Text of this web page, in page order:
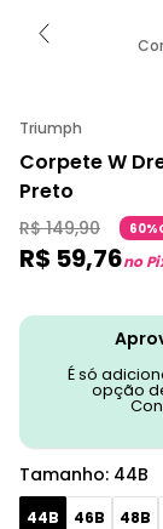
Triumph
Corpete W
Preto
R$ 149,90
R$ 59,76no
É só
opção
Tamanho: 44B
44B 46B 48B